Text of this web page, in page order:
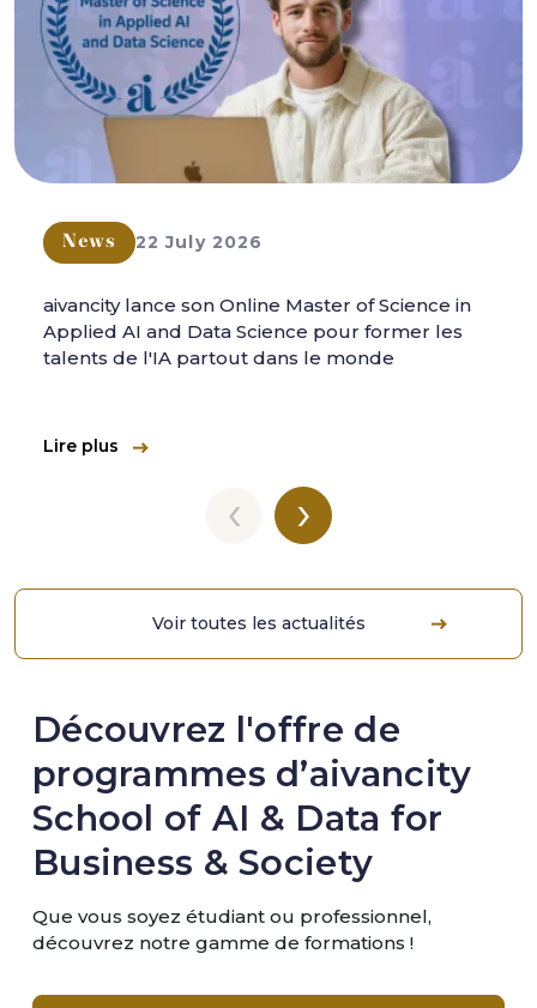
News 22 July 2026
aivancity lance son Online Master of Science in
Applied AI and Data Science pour former les
talents de l'IA partout dans le monde
Lire plus
‹ ›
Voir toutes les actualités
Découvrez l'offre de
programmes d’aivancity
School of AI & Data for
Business & Society
Que vous soyez étudiant ou professionnel,
découvrez notre gamme de formations !